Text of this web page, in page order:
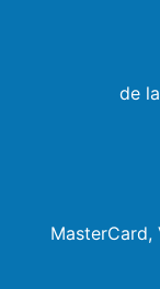
de
MasterCard,